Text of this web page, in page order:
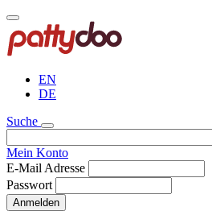
Direkt
zum
Inhalt
EN
DE
Suche
Mein Konto
E-Mail Adresse
Passwort
Anmelden